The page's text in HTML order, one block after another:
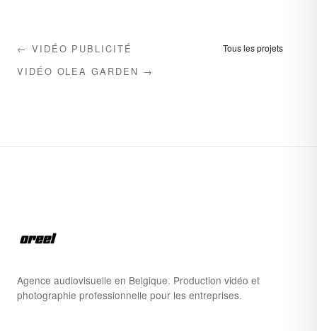
← VIDÉO PUBLICITÉ Tous les projets
VIDÉO OLEA GARDEN →
Agence audiovisuelle en Belgique. Production vidéo et
photographie professionnelle pour les entreprises.